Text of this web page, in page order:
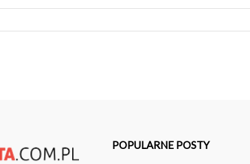
POPULARNE POSTY